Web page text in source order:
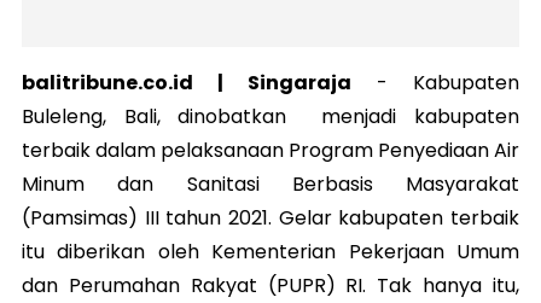
balitribune.co.id | Singaraja - Kabupaten
Buleleng, Bali, dinobatkan menjadi kabupaten
terbaik dalam pelaksanaan Program Penyediaan Air
Minum dan Sanitasi Berbasis Masyarakat
(Pamsimas) III tahun 2021. Gelar kabupaten terbaik
itu diberikan oleh Kementerian Pekerjaan Umum
dan Perumahan Rakyat (PUPR) RI. Tak hanya itu,